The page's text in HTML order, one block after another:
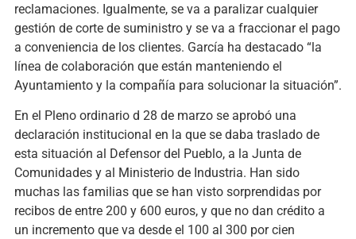
reclamaciones. Igualmente, se va a paralizar cualquier
gestión de corte de suministro y se va a fraccionar el pago
a conveniencia de los clientes. García ha destacado “la
línea de colaboración que están manteniendo el
Ayuntamiento y la compañía para solucionar la situación”.
En el Pleno ordinario d 28 de marzo se aprobó una
declaración institucional en la que se daba traslado de
esta situación al Defensor del Pueblo, a la Junta de
Comunidades y al Ministerio de Industria. Han sido
muchas las familias que se han visto sorprendidas por
recibos de entre 200 y 600 euros, y que no dan crédito a
un incremento que va desde el 100 al 300 por cien